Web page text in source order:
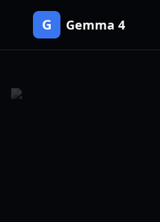
G Gemma 4